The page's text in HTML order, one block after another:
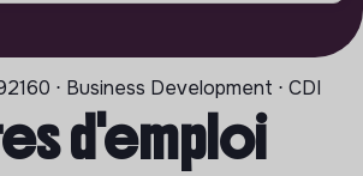
⋅ Business Development ⋅ CDI
d'emploi